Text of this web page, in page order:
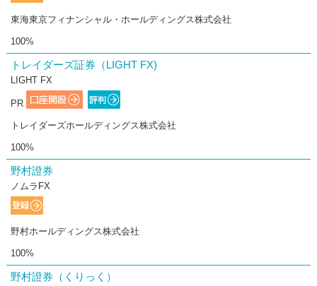
東海東京フィナンシャル・ホールディングス株式会社
100%
トレイダーズ証券（LIGHT FX)
LIGHT FX
PR
トレイダーズホールディングス株式会社
100%
野村證券
ノムラFX
野村ホールディングス株式会社
100%
野村證券（くりっく）